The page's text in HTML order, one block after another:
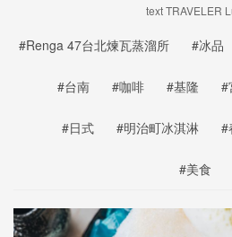
text TRAVELER
#Renga 47台北煉瓦蒸溜所 #冰品
#台南 #咖啡 #基隆 #
#日式 #明治町冰淇淋 #
#美食